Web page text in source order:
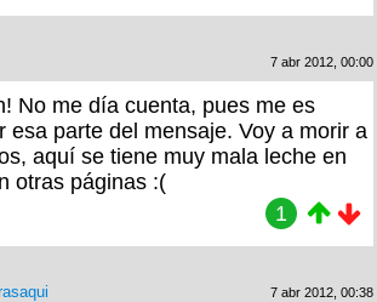
7 abr 2012, 00:00
No me día cuenta, pues me es
esa parte del mensaje. Voy a morir a
aquí se tiene muy mala leche en
otras páginas :(
1
7 abr 2012, 00:38